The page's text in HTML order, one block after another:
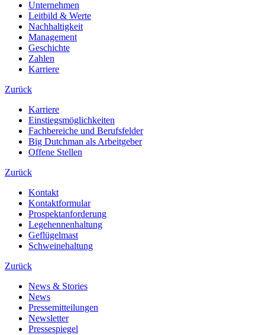
Unternehmen
Leitbild & Werte
Nachhaltigkeit
Management
Geschichte
Zahlen
Karriere
Zurück
Karriere
Einstiegsmöglichkeiten
Fachbereiche und Berufsfelder
Big Dutchman als Arbeitgeber
Offene Stellen
Zurück
Kontakt
Kontaktformular
Prospektanforderung
Legehennenhaltung
Geflügelmast
Schweinehaltung
Zurück
News & Stories
News
Pressemitteilungen
Newsletter
Pressespiegel